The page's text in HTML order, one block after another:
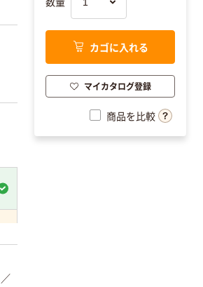
／
カゴに入れる
マイカタログ登録
商品を比較